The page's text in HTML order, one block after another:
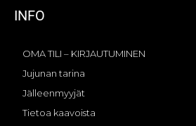
INFO
OMA TILI – KIRJAUTUMINEN
Jujunan tarina
Jälleenmyyjät
Tietoa kaavoista